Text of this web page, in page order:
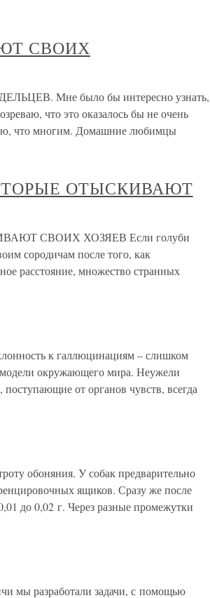
СВОИХ
Мне было бы интересно узнать,
что это оказалось бы не очень
что многим. Домашние любимцы
ОТЫСКИВАЮТ
СВОИХ ХОЗЯЕВ Если голуби
сородичам после того, как
расстояние, множество странных
к галлюцинациям – слишком
модели окружающего мира. Неужели
от органов чувств, всегда
обоняния. У собак предварительно
ящиков. Сразу же после
до 0,02 г. Через разные промежутки
мы разработали задачи, с помощью